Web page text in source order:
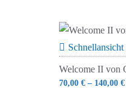
Schnellansicht
Welcome II von
70,00 € – 140,00 €